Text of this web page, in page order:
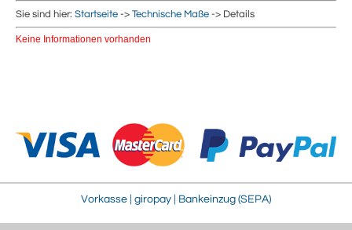
Sie sind hier: Startseite -> Technische Maße -> Details
Keine Informationen vorhanden
Vorkasse | giropay | Bankeinzug (SEPA)